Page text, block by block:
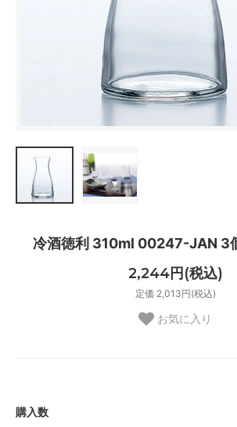
冷酒徳利 310ml 00247-JAN 3
2,244円(税込)
定価 2,013円(税込)
お気に入り
購入数